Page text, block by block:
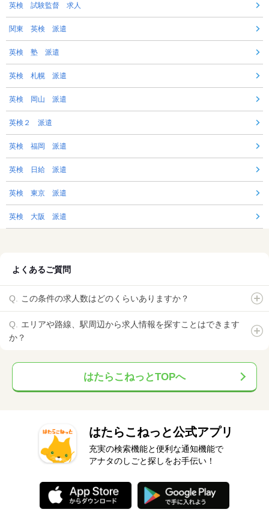
英検 試験監督 求人
関東 英検 派遣
英検 塾 派遣
英検 札幌 派遣
英検 岡山 派遣
英検２ 派遣
英検 福岡 派遣
英検 日給 派遣
英検 東京 派遣
英検 大阪 派遣
よくあるご質問
この条件の求人数はどのくらいありますか？
エリアや路線、駅周辺から求人情報を探すことはできます
か？
はたらこねっとTOPへ
はたらこねっと公式アプリ
充実の検索機能と便利な通知機能で
アナタのしごと探しをお手伝い！